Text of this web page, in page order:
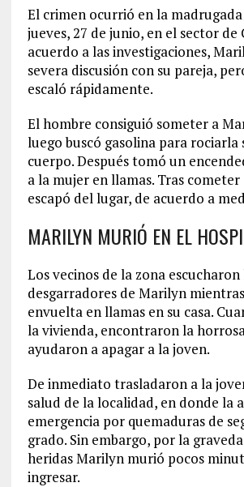
El crimen ocurrió en la
jueves, 27 de junio, en el sector de
acuerdo a las investigaciones,
severa discusión con su pareja,
escaló rápidamente.
El hombre consiguió someter a
luego buscó gasolina para rociarla
cuerpo. Después tomó un
a la mujer en llamas. Tras
escapó del lugar, de acuerdo a
MARILYN MURIÓ EN EL
Los vecinos de la zona
desgarradores de Marilyn
envuelta en llamas en su casa.
la vivienda, encontraron la
ayudaron a apagar a la joven.
De inmediato trasladaron a la
salud de la localidad, en donde la
emergencia por quemaduras de
grado. Sin embargo, por la
heridas Marilyn murió pocos
ingresar.